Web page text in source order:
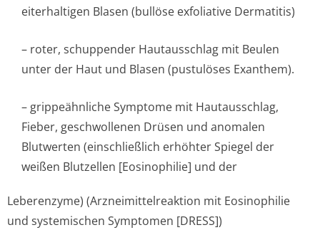
eiterhaltigen Blasen (bullöse exfoliative Dermatitis)
– roter, schuppender Hautausschlag mit Beulen
unter der Haut und Blasen (pustulöses Exanthem).
– grippeähnliche Symptome mit Hautausschlag,
Fieber, geschwollenen Drüsen und anomalen
Blutwerten (einschließlich erhöhter Spiegel der
weißen Blutzellen [Eosinophilie] und der
Leberenzyme) (Arzneimittel­reaktion mit Eosinophilie
und systemischen Symptomen [DRESS])